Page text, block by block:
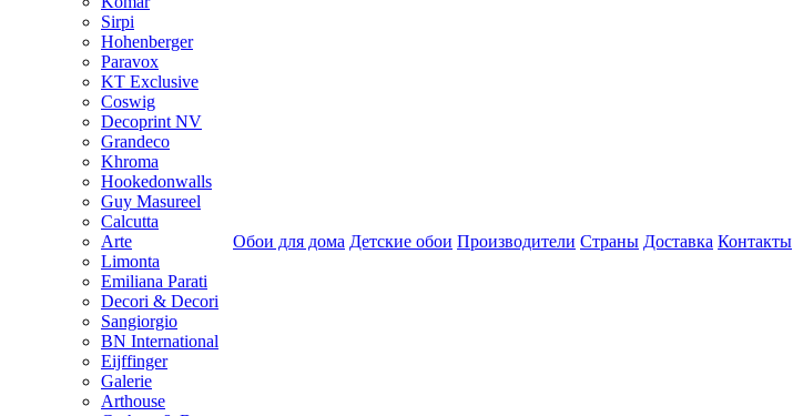
Sirpi
Hohenberger
Paravox
KT Exclusive
Coswig
Decoprint NV
Grandeco
Khroma
Hookedonwalls
Guy Masureel
Calcutta
Arte
Limonta
Emiliana Parati
Decori & Decori
Sangiorgio
BN International
Eijffinger
Galerie
Arthouse
Обои для дома Детские обои Производители Страны Доставка Контакты